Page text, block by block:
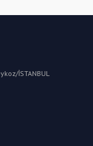
İSTANBUL